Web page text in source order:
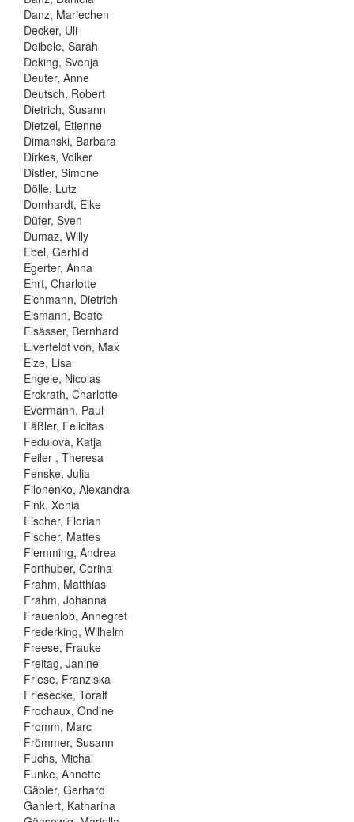
Danz, Mariechen
Decker, Uli
Deibele, Sarah
Deking, Svenja
Deuter, Anne
Deutsch, Robert
Dietrich, Susann
Dietzel, Etienne
Dimanski, Barbara
Dirkes, Volker
Distler, Simone
Dölle, Lutz
Domhardt, Elke
Düfer, Sven
Dumaz, Willy
Ebel, Gerhild
Egerter, Anna
Ehrt, Charlotte
Eichmann, Dietrich
Eismann, Beate
Elsässer, Bernhard
Elverfeldt von, Max
Elze, Lisa
Engele, Nicolas
Erckrath, Charlotte
Evermann, Paul
Fäßler, Felicitas
Fedulova, Katja
Feiler , Theresa
Fenske, Julia
Filonenko, Alexandra
Fink, Xenia
Fischer, Florian
Fischer, Mattes
Flemming, Andrea
Forthuber, Corina
Frahm, Matthias
Frahm, Johanna
Frauenlob, Annegret
Frederking, Wilhelm
Freese, Frauke
Freitag, Janine
Friese, Franziska
Friesecke, Toralf
Frochaux, Ondine
Fromm, Marc
Frömmer, Susann
Fuchs, Michal
Funke, Annette
Gäbler, Gerhard
Gahlert, Katharina